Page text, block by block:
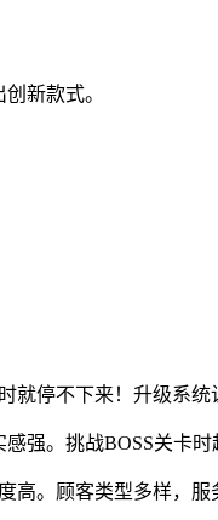
新款式。
停不下来！升级系
强。挑战BOSS关卡
高。顾客类型多样，